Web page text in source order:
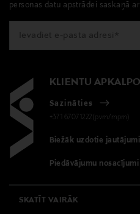
personas datu apstrādei saskaņā
KLIENTU
Sazināties
+371 67071222(pvm/mpm)
Biežāk uzdotie jautājumi
Piedāvājumu nosacījumi
SKATĪT VAIRĀK